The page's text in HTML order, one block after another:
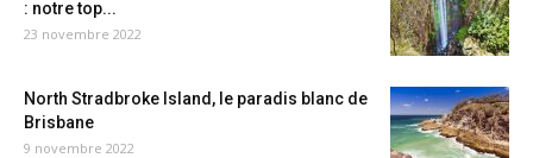
: notre top...
23 novembre 2022
North Stradbroke Island, le paradis blanc de
Brisbane
9 novembre 2022